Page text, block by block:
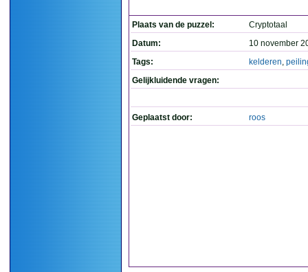
Plaats van de puzzel:
Cryptotaal
Datum:
10 november
Tags:
kelderen,
Gelijkluidende vragen:
Geplaatst door: roos